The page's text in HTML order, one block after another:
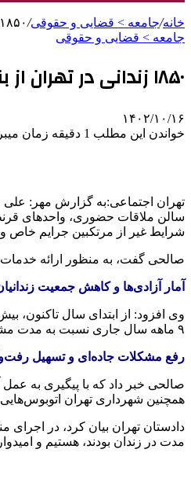
خانه/جامعه > قضایی و حقوقی/۱۸۵۰ زندانی در تهران از بند آزاد شدند؛ افزایش ۵۱ درصدی آزادی مشروط
جامعه > قضایی و حقوقی
۱۸۵۰ زندانی در تهران از بند آزاد شدند؛ افزایش ۵۱ درصدی آزادی مشروط
۱۴۰۲/۱۰/۱۶
خواندن این مطلب 1 دقیقه زمان میبرد
تهران اجتماعی:به گزارش مهر: علی
سالن ملاقات حضوری، واحدهای
شرایط غیر از مرتکبین جرایم خاص
صالحی گفت، به منظور ارائه خدمات بهینه قضائی به مددجویان، با ایجاد ۴۵ باجه دادرسی
آمار آزادی‌ها و کاهش جمعیت
۹ ماهه سال جاری نسبت به مدت مشابه سال گذشته ۵۱ درصد و استفاده از تجهیزات پابند الکترونیک ۳۷ درصد افزایش یافته است.
رفع مشکلات جاده‌ای و تسهیل
صالحی خبر داد که با پیگیری به
همچنین شهرداری تهران
مدت در زندان بودند، هستیم و